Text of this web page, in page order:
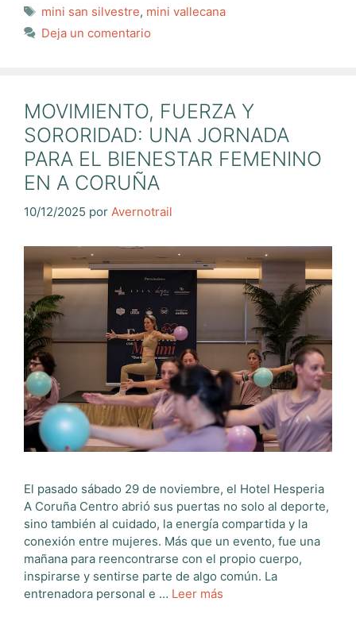
Etiquetas
mini san silvestre, mini vallecana
Deja un comentario
MOVIMIENTO, FUERZA Y
SORORIDAD: UNA JORNADA
PARA EL BIENESTAR FEMENINO
EN A CORUÑA
10/12/2025 por Avernotrail
El pasado sábado 29 de noviembre, el Hotel Hesperia
A Coruña Centro abrió sus puertas no solo al deporte,
sino también al cuidado, la energía compartida y la
conexión entre mujeres. Más que un evento, fue una
mañana para reencontrarse con el propio cuerpo,
inspirarse y sentirse parte de algo común. La
entrenadora personal e … Leer más